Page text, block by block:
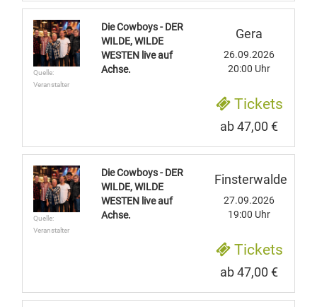
Quelle:
Veranstalter
Die Cowboys - DER
WILDE, WILDE
WESTEN live auf
Achse.
Gera
26.09.2026
20:00 Uhr
Tickets
ab 47,00 €
Quelle:
Veranstalter
Die Cowboys - DER
WILDE, WILDE
WESTEN live auf
Achse.
Finsterwalde
27.09.2026
19:00 Uhr
Tickets
ab 47,00 €